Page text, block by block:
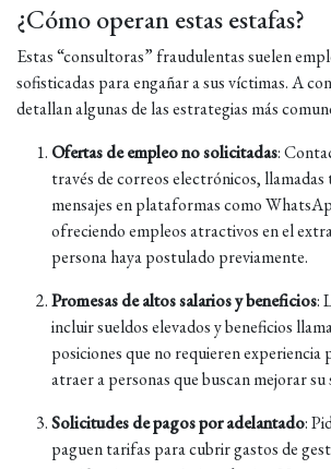
¿Cómo operan estas estafas?
Estas “consultoras” fraudulentas suelen
sofisticadas para engañar a sus víctimas. A
detallan algunas de las estrategias más
Ofertas de empleo no solicitadas:
través de correos electrónicos, llamadas
mensajes en plataformas como
ofreciendo empleos atractivos en el
persona haya postulado previamente.
Promesas de altos salarios y beneficios:
incluir sueldos elevados y beneficios
posiciones que no requieren experiencia
atraer a personas que buscan mejorar
Solicitudes de pagos por adelantado:
paguen tarifas para cubrir gastos de